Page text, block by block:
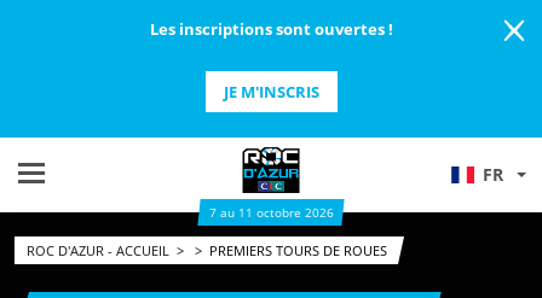
Les inscriptions sont ouvertes !
JE M'INSCRIS
FR
7 au 11 octobre 2026
ROC D'AZUR - ACCUEIL > > PREMIERS TOURS DE ROUES